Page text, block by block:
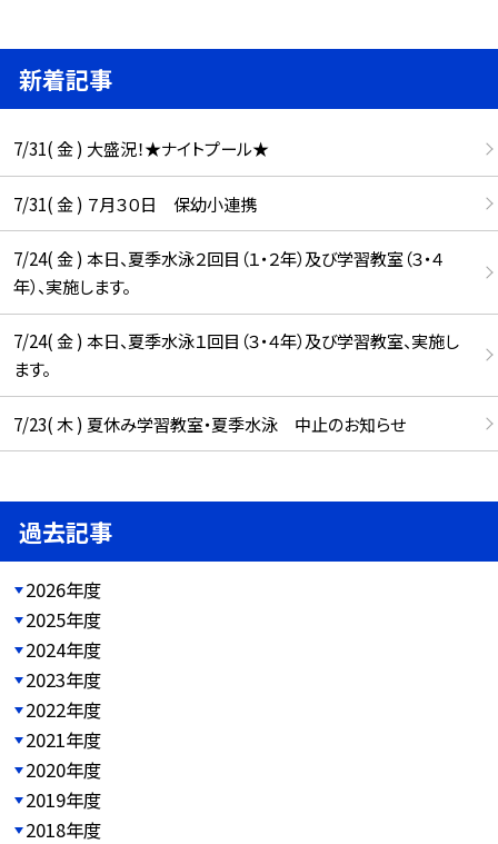
新着記事
7/31( 金 ) 大盛況！★ナイトプール★
7/31( 金 ) ７月３０日 保幼小連携
7/24( 金 ) 本日、夏季水泳２回目（１・２年）及び学習教室（３・４
年）、実施します。
7/24( 金 ) 本日、夏季水泳１回目（３・４年）及び学習教室、実施し
ます。
7/23( 木 ) 夏休み学習教室・夏季水泳 中止のお知らせ
過去記事
2026年度
2025年度
2024年度
2023年度
2022年度
2021年度
2020年度
2019年度
2018年度